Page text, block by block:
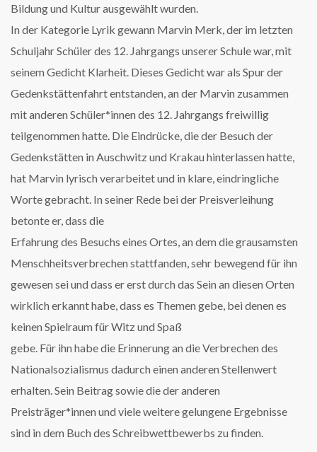
Bildung und Kultur ausgewählt wurden.
In der Kategorie Lyrik gewann Marvin Merk, der im letzten
Schuljahr Schüler des 12. Jahrgangs unserer Schule war, mit
seinem Gedicht Klarheit. Dieses Gedicht war als Spur der
Gedenkstättenfahrt entstanden, an der Marvin zusammen
mit anderen Schüler*innen des 12. Jahrgangs freiwillig
teilgenommen hatte. Die Eindrücke, die der Besuch der
Gedenkstätten in Auschwitz und Krakau hinterlassen hatte,
hat Marvin lyrisch verarbeitet und in klare, eindringliche
Worte gebracht. In seiner Rede bei der Preisverleihung
betonte er, dass die
Erfahrung des Besuchs eines Ortes, an dem die grausamsten
Menschheitsverbrechen stattfanden, sehr bewegend für ihn
gewesen sei und dass er erst durch das Sein an diesen Orten
wirklich erkannt habe, dass es Themen gebe, bei denen es
keinen Spielraum für Witz und Spaß
gebe. Für ihn habe die Erinnerung an die Verbrechen des
Nationalsozialismus dadurch einen anderen Stellenwert
erhalten. Sein Beitrag sowie die der anderen
Preisträger*innen und viele weitere gelungene Ergebnisse
sind in dem Buch des Schreibwettbewerbs zu finden.